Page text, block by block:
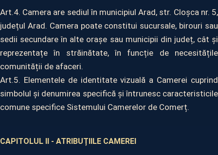
Art.4. Camera are sediul în municipiul Arad, str. Cloșca nr. 5,
județul Arad. Camera poate constitui sucursale, birouri sau
sedii secundare în alte orașe sau municipii din județ, cât și
reprezentațe în străinătate, în funcție de necesitățile
comunității de afaceri.
Art.5. Elementele de identitate vizuală a Camerei cuprind
simbolul și denumirea specifică și întrunesc caracteristicile
comune specifice Sistemului Camerelor de Comerț.
CAPITOLUL II - ATRIBUȚIILE CAMEREI